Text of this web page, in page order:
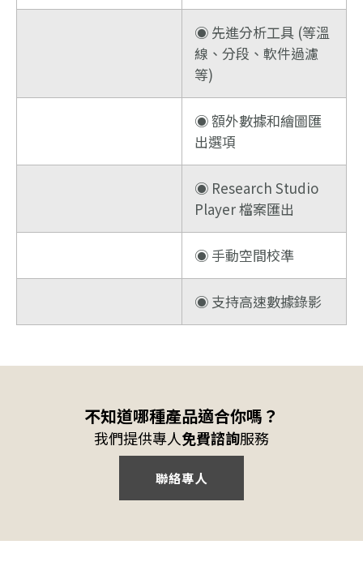
◉ 先進分析工具 (等溫
線、分段、軟件過濾
等)
◉ 額外數據和繪圖匯
出選項
◉ Research Studio
Player 檔案匯出
◉ 手動空間校準
◉ 支持高速數據錄影
不知道哪種產品適合你嗎？
我們提供專人免費諮詢服務
聯絡專人